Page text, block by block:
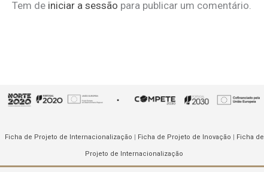
Tem de iniciar a sessão para publicar um comentário.
Ficha de Projeto de Internacionalização | Ficha de Projeto de Inovação | Ficha de
Projeto de Internacionalização